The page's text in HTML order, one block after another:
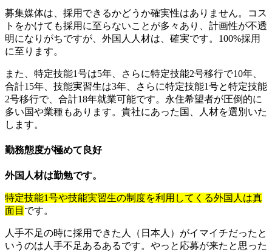
募集媒体は、採用できるかどうか確実性はありません。コス
トをかけても採用に至らないことが多々あり、計画性が不透
明になりがちですが、外国人人材は、確実です。100%採用
に至ります。
また、特定技能1号は5年、さらに特定技能2号移行で10年、
合計15年、技能実習生は3年、さらに特定技能1号と特定技能
2号移行で、合計18年就業可能です。永住希望者が圧倒的に
多い国や業種もあります。貴社にあった国、人材を選別いた
します。
勤務態度が極めて良好
外国人材は勤勉です。
特定技能1号や技能実習生の制度を利用してくる外国人は真
面目 です。
人手不足の時に採用できた人（日本人）がイマイチだったと
いうのは人手不足あるあるです。やっと応募が来たと思った